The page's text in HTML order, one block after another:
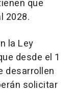
que
2028.
la Ley
desde el 1
desarrollen
solicitar